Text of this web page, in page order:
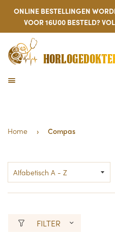
ONLINE BESTELLINGEN
VOOR 16U00 BESTELD?
Home › Compas
FILTER